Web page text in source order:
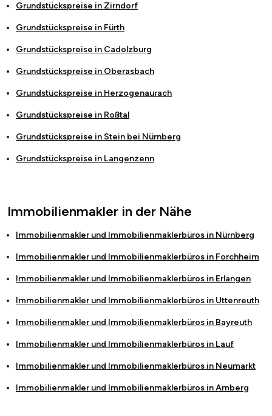
Grundstückspreise in Zirndorf
Grundstückspreise in Fürth
Grundstückspreise in Cadolzburg
Grundstückspreise in Oberasbach
Grundstückspreise in Herzogenaurach
Grundstückspreise in Roßtal
Grundstückspreise in Stein bei Nürnberg
Grundstückspreise in Langenzenn
Immobilienmakler in der Nähe
Immobilienmakler und Immobilienmaklerbüros in Nürnberg
Immobilienmakler und Immobilienmaklerbüros in Forchheim
Immobilienmakler und Immobilienmaklerbüros in Erlangen
Immobilienmakler und Immobilienmaklerbüros in Uttenreuth
Immobilienmakler und Immobilienmaklerbüros in Bayreuth
Immobilienmakler und Immobilienmaklerbüros in Lauf
Immobilienmakler und Immobilienmaklerbüros in Neumarkt
Immobilienmakler und Immobilienmaklerbüros inAmberg